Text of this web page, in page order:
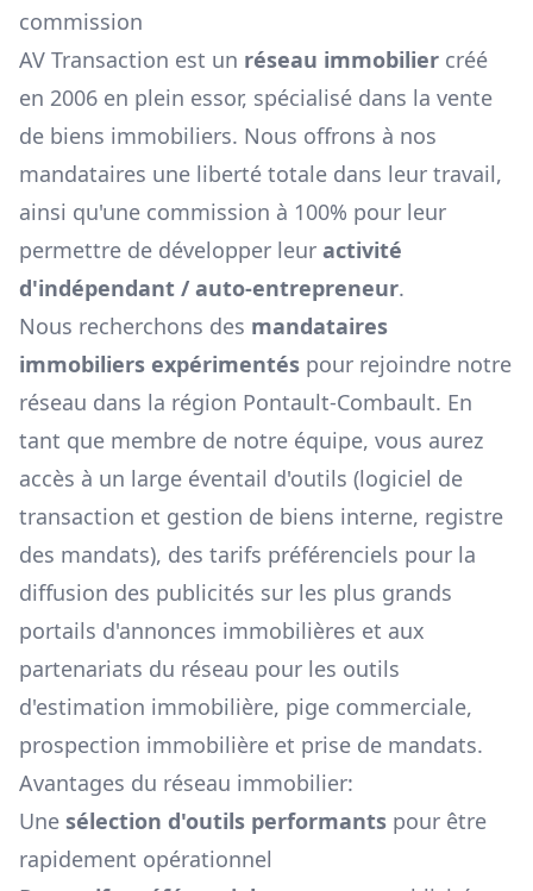
commission
AV Transaction est un réseau immobilier créé
en 2006 en plein essor, spécialisé dans la vente
de biens immobiliers. Nous offrons à nos
mandataires une liberté totale dans leur travail,
ainsi qu'une commission à 100% pour leur
permettre de développer leur activité
d'indépendant / auto-entrepreneur.
Nous recherchons des mandataires
immobiliers expérimentés pour rejoindre notre
réseau dans la région Pontault-Combault. En
tant que membre de notre équipe, vous aurez
accès à un large éventail d'outils (logiciel de
transaction et gestion de biens interne, registre
des mandats), des tarifs préférenciels pour la
diffusion des publicités sur les plus grands
portails d'annonces immobilières et aux
partenariats du réseau pour les outils
d'estimation immobilière, pige commerciale,
prospection immobilière et prise de mandats.
Avantages du réseau immobilier:
Une sélection d'outils performants pour être
rapidement opérationnel